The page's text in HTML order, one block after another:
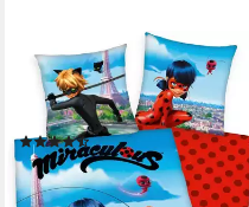
Kinderbettwäsche Miraculous,
Renforcé, mit tollem Ladybug-
und Cat Noir-Motiv
(21)
ab 34,16 € UVP39,95 €
-14%